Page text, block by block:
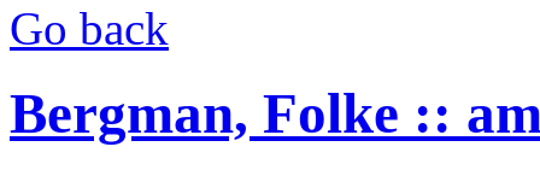
Go back
Bergman, Folke ::